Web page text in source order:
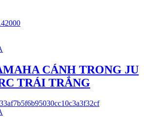
CÁNH TRONG JU
TRÁI TRẮNG